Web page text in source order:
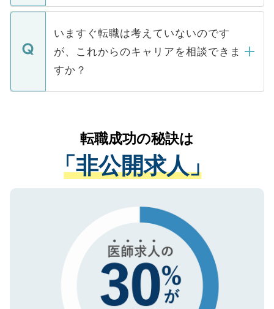
関を公にしてしまうと、応募が殺到する場
に、医療機関が求める条件に合った人材の
みを人材紹介会社に依頼するケースが増え
ています。
定を承諾する必要はありません。内定先へ
の辞退の連絡はキャリアパートナーが行い
個人情報が漏えいすることはありませんの
で、ご安心ください。当サイトからの登録
などで収集したご登録者様の個人情報は、
ご本人のキャリアアップおよび転職活動の
支援を目的に使用いたします。お預かりし
ているすべての個人データはご本人の許可
は、個人情報の取り扱いについての厳密な
管理基準を満たした事業者のみに付与され
る、プライバシーマークを取得済みです。
で、機密保持に関してもご安心ください。
いますぐ転職は考えていないのです
が、これからのキャリアを相談できま
すか？
かがいして、現在の医療機関の状況や紹介
経験をまじえながら、適切なアドバイスを
させていただきます。すぐにご転職をされ
ない方には、長期的なサポートが可能です
ので、まずはご登録ください。
転職成功の秘訣は
「非公開求人」